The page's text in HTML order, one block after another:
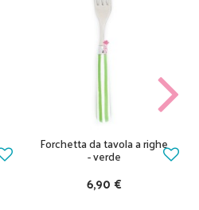
Forchetta da tavola a righe
- verde
6,90 €